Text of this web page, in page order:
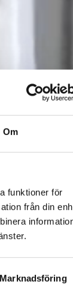
Om
funktioner för
från din
Marknadsföring